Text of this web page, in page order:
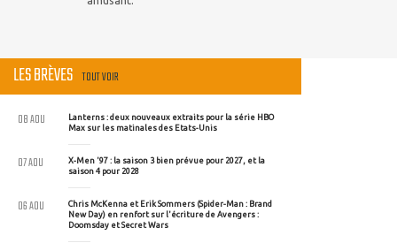
LES BRÈVES TOUT VOIR
Lanterns : deux nouveaux extraits pour la série HBO
Max sur les matinales des Etats-Unis
08 AOU
X-Men '97 : la saison 3 bien prévue pour 2027, et la
saison 4 pour 2028
07 AOU
Chris McKenna et Erik Sommers (Spider-Man : Brand
New Day) en renfort sur l'écriture de Avengers :
Doomsday et Secret Wars
06 AOU